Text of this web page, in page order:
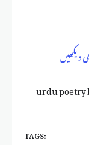
دیکھیں
urdu poetry
TAGS: